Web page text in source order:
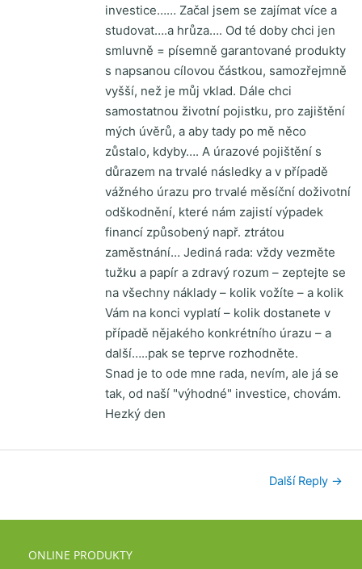
investice…… Začal jsem se zajímat více a
studovat….a hrůza…. Od té doby chci jen
smluvně = písemně garantované produkty
s napsanou cílovou částkou, samozřejmně
vyšší, než je můj vklad. Dále chci
samostatnou životní pojistku, pro zajištění
mých úvěrů, a aby tady po mě něco
zůstalo, kdyby…. A úrazové pojištění s
důrazem na trvalé následky a v případě
vážného úrazu pro trvalé měsíční doživotní
odškodnění, které nám zajistí výpadek
financí způsobený např. ztrátou
zaměstnání… Jediná rada: vždy vezměte
tužku a papír a zdravý rozum – zeptejte se
na všechny náklady – kolik vožíte – a kolik
Vám na konci vyplatí – kolik dostanete v
případě nějakého konkrétního úrazu – a
další…..pak se teprve rozhodněte.
Snad je to ode mne rada, nevím, ale já se
tak, od naší "výhodné" investice, chovám.
Hezký den
Další Reply →
ONLINE PRODUKTY